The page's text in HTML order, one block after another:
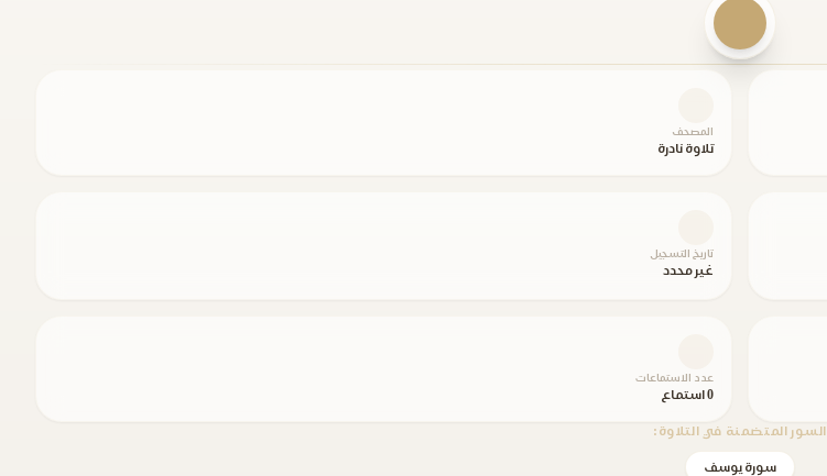
المصحف
تلاوة نادرة
تاريخ التسجيل
غير محدد
عدد الاستماعات
0 استماع
السور المتضمنة في التلاوة:
سورة يوسف